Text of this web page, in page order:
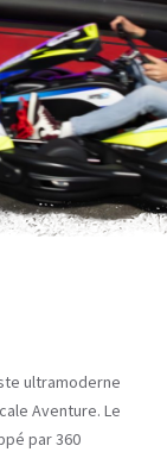
ultramoderne
Aventure. Le
par 360